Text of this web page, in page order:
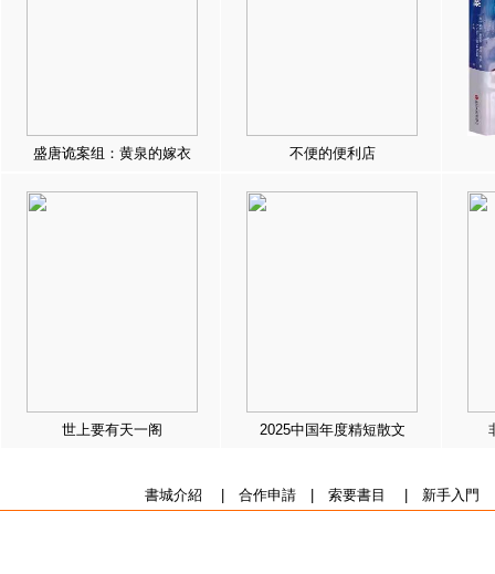
盛唐诡案组：黄泉的嫁衣 不便的便利店
世上要有天一阁 2025中国年度精短散文
書城介紹 合作申請| 索要書目 新手入門